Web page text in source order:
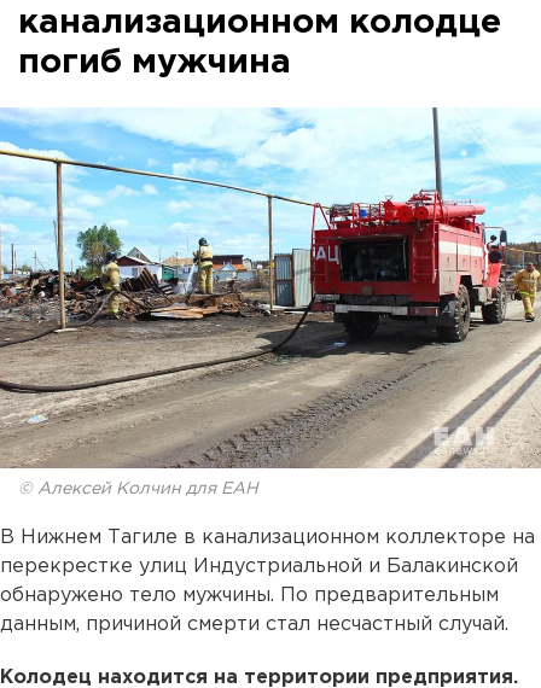
канализационном колодце
погиб мужчина
© Алексей Колчин для ЕАН
В Нижнем Тагиле в канализационном коллекторе на
перекрестке улиц Индустриальной и Балакинской
обнаружено тело мужчины. По предварительным
данным, причиной смерти стал несчастный случай.
Колодец находится на территории предприятия.